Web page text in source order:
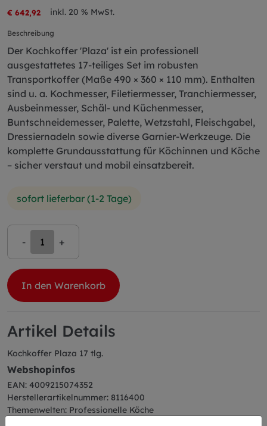
€ 642,92 inkl. 20 % MwSt.
Beschreibung
Der Kochkoffer 'Plaza' ist ein professionell
ausgestattetes 17-teiliges Set im robusten
Transportkoffer (Maße 490 × 360 × 110 mm). Enthalten
sind u. a. Kochmesser, Filetiermesser, Tranchiermesser,
Ausbeinmesser, Schäl- und Küchenmesser,
Buntschneidemesser, Palette, Wetzstahl, Fleischgabel,
Dressiernadeln sowie diverse Garnier-Werkzeuge. Die
komplette Grundausstattung für Köchinnen und Köche
– sicher verstaut und mobil einsatzbereit.
sofort lieferbar (1-2 Tage)
- +
In den Warenkorb
Artikel Details
Kochkoffer Plaza 17 tlg.
Webshopinfos
EAN: 4009215074352
Herstellerartikelnummer: 8116400
Themenwelten: Professionelle Köche